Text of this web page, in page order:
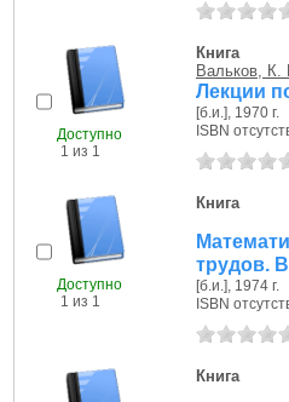
Доступно
1 из 1
Книга
Вальков, К.
Лекции
[б.и.], 1970 г.
ISBN
Доступно
1 из 1
Книга
трудов.
[б.и.], 1974 г.
ISBN
Книга